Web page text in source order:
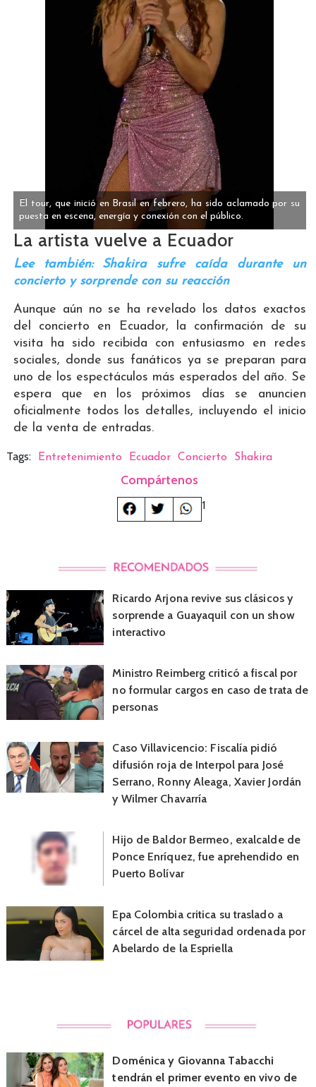
El tour, que inició en Brasil en febrero, ha sido aclamado por su
puesta en escena, energía y conexión con el público.
La artista vuelve a Ecuador
Lee también: Shakira sufre caída durante un
concierto y sorprende con su reacción
Aunque aún no se ha revelado los datos exactos
del concierto en Ecuador, la confirmación de su
visita ha sido recibida con entusiasmo en redes
sociales, donde sus fanáticos ya se preparan para
uno de los espectáculos más esperados del año. Se
espera que en los próximos días se anuncien
oficialmente todos los detalles, incluyendo el inicio
de la venta de entradas.
Tags: Entretenimiento Ecuador Concierto Shakira
Compártenos
1
Ricardo Arjona revive sus clásicos y
sorprende a Guayaquil con un show
interactivo
Ministro Reimberg criticó a fiscal por
no formular cargos en caso de trata de
personas
Caso Villavicencio: Fiscalía pidió
difusión roja de Interpol para José
Serrano, Ronny Aleaga, Xavier Jordán
y Wilmer Chavarría
Hijo de Baldor Bermeo, exalcalde de
Ponce Enríquez, fue aprehendido en
Puerto Bolívar
Epa Colombia critica su traslado a
cárcel de alta seguridad ordenada por
Abelardo de la Espriella
Doménica y Giovanna Tabacchi
tendrán el primer evento en vivo de